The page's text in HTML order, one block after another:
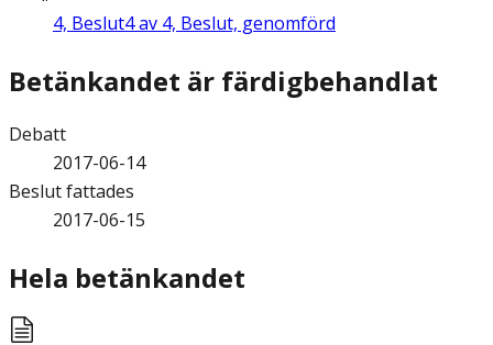
4, Beslut4 av 4, Beslut, genomförd
Betänkandet är färdigbehandlat
Debatt
2017-06-14
Beslut fattades
2017-06-15
Hela betänkandet